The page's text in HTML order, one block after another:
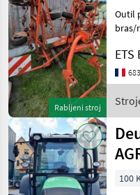
Rabljeni stroj
Outil
bras/rotor
effet Roue Trelleborg en
16x6.50-8
ETS
100